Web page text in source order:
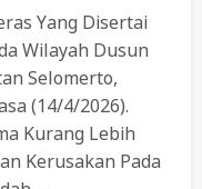
Yang Disertai
Wilayah Dusun
Selomerto,
(14/4/2026).
Kurang Lebih
Kerusakan Pada